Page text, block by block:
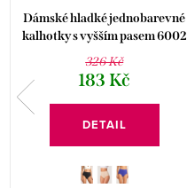
Dámské hladké jednobarevné
kalhotky s vyšším pasem 6002
326 Kč
183 Kč
DETAIL